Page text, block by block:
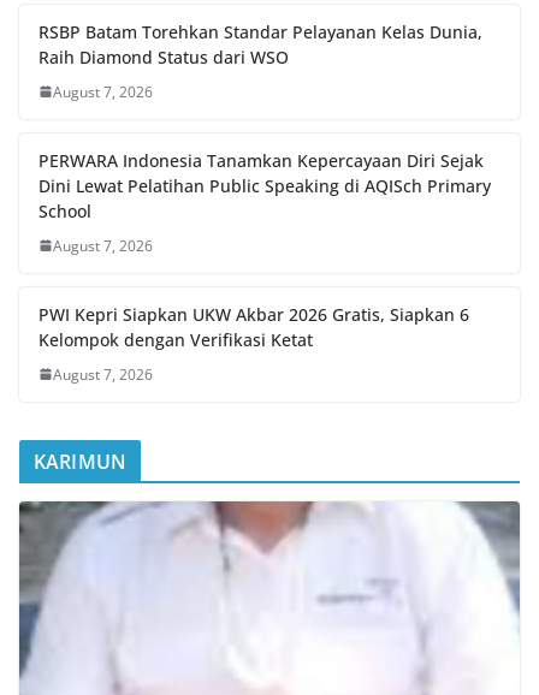
RSBP Batam Torehkan Standar Pelayanan Kelas Dunia,
Raih Diamond Status dari WSO
August 7, 2026
PERWARA Indonesia Tanamkan Kepercayaan Diri Sejak
Dini Lewat Pelatihan Public Speaking di AQISch Primary
School
August 7, 2026
PWI Kepri Siapkan UKW Akbar 2026 Gratis, Siapkan 6
Kelompok dengan Verifikasi Ketat
August 7, 2026
KARIMUN